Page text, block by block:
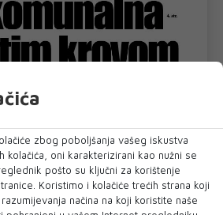
zbog poboljšanja vašeg iskustva
kolačića, oni karakterizirani kao nužni se
pošto su ključni za korištenje
Koristimo i kolačiće trećih strana koji
načina na koji koristite naše